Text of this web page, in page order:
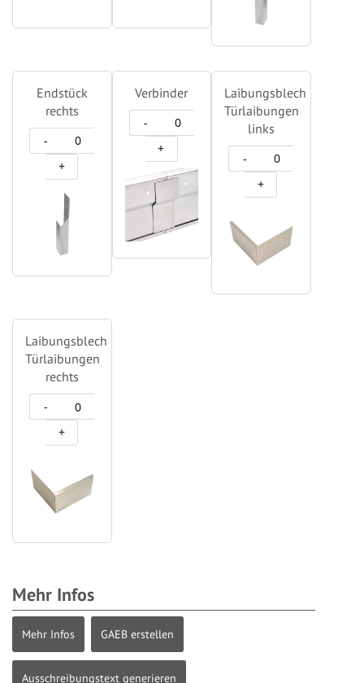
Endstück
rechts
-
+
Verbinder
-
+
Laibungsblech
Türlaibungen
links
-
+
Laibungsblech
Türlaibungen
rechts
-
+
Mehr Infos
Mehr Infos GAEB erstellen
Ausschreibungstext generieren